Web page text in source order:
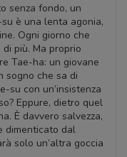
senza fondo, un
è una lenta agonia,
Ogni giorno che
di più. Ma proprio
Tae-ha: un giovane
sogno che sa di
su con un’insistenza
Eppure, dietro quel
È davvero salvezza,
dimenticato dal
solo un’altra goccia